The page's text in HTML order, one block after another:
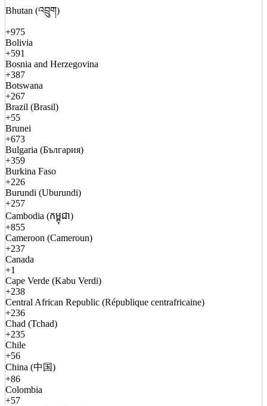
Bhutan (འབྲུག)
+975
Bolivia
+591
Bosnia and Herzegovina
+387
Botswana
+267
Brazil (Brasil)
+55
Brunei
+673
Bulgaria (България)
+359
Burkina Faso
+226
Burundi (Uburundi)
+257
Cambodia (កម្ពុជា)
+855
Cameroon (Cameroun)
+237
Canada
+1
Cape Verde (Kabu Verdi)
+238
Central African Republic (République centrafricaine)
+236
Chad (Tchad)
+235
Chile
+56
China (中国)
+86
Colombia
+57